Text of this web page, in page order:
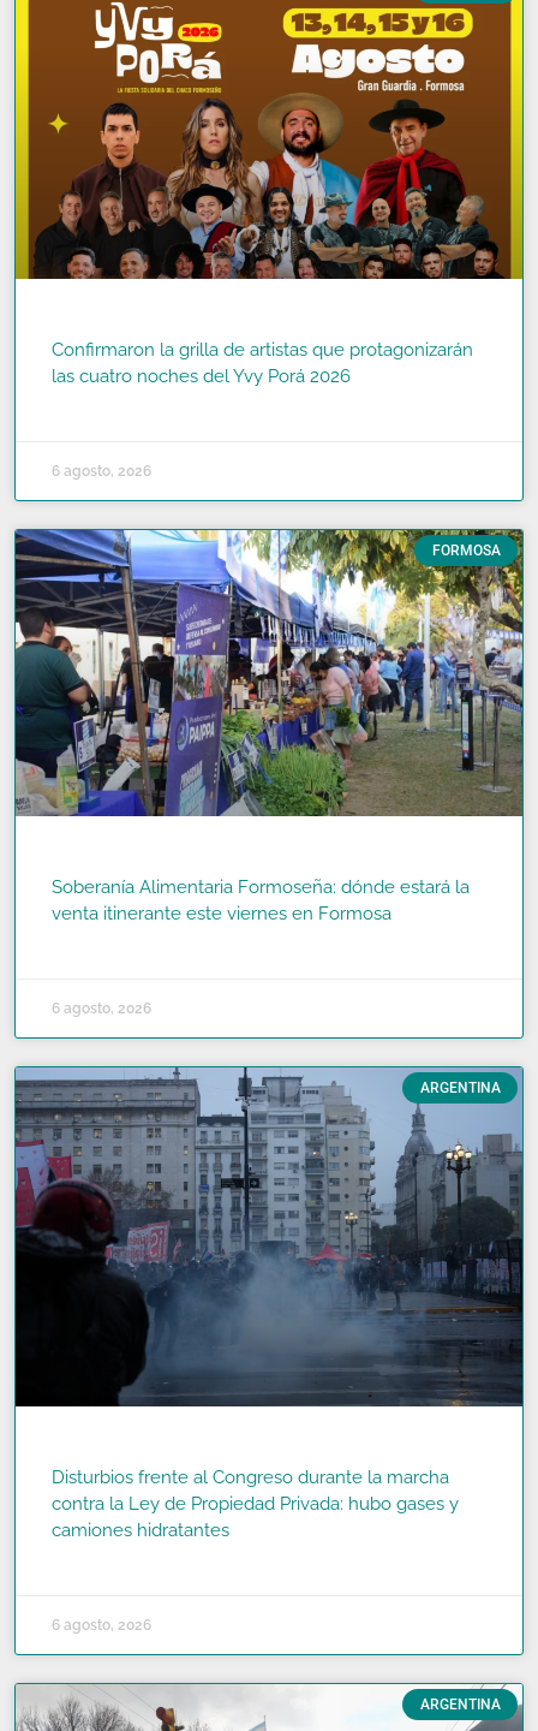
Confirmaron la grilla de artistas que protagonizarán
las cuatro noches del Yvy Porá 2026
6 agosto, 2026
FORMOSA
Soberanía Alimentaria Formoseña: dónde estará la
venta itinerante este viernes en Formosa
6 agosto, 2026
ARGENTINA
Disturbios frente al Congreso durante la marcha
contra la Ley de Propiedad Privada: hubo gases y
camiones hidratantes
6 agosto, 2026
ARGENTINA